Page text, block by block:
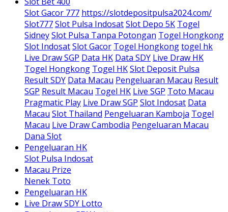
Slot Gacor 777 https://slotdepositpulsa2024.com/
Slot777Slot Pulsa IndosatSlot Depo 5K Togel
SidneySlot Pulsa Tanpa Potongan Togel Hongkong
Slot IndosatSlot Gacor Togel Hongkongtogel hk
Live Draw SGP Data HK Data SDY Live Draw HK
Togel Hongkong Togel HKSlot Deposit Pulsa
Result SDY Data Macau Pengeluaran Macau Result
SGP Result Macau Togel HK Live SGP Toto Macau
Pragmatic Play Live Draw SGP Slot Indosat Data
Macau Slot Thailand Pengeluaran Kamboja Togel
Macau Live Draw Cambodia Pengeluaran Macau
Dana Slot
Pengeluaran HK
Slot Pulsa Indosat
Macau Prize
Nenek Toto
Pengeluaran HK
Live Draw SDY Lotto